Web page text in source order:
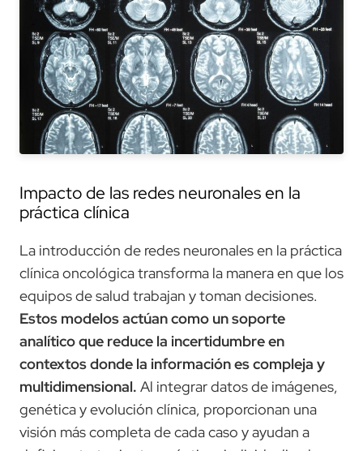
Impacto de las redes neuronales en la
práctica clínica
La introducción de redes neuronales en la práctica
clínica oncológica transforma la manera en que los
equipos de salud trabajan y toman decisiones.
Estos modelos actúan como un soporte
analítico que reduce la incertidumbre en
contextos donde la información es compleja y
multidimensional. Al integrar datos de imágenes,
genética y evolución clínica, proporcionan una
visión más completa de cada caso y ayudan a